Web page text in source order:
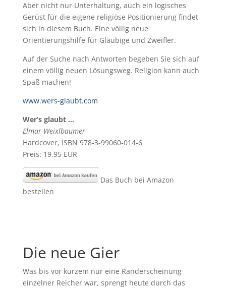
Aber nicht nur Unterhaltung, auch ein logisches
Gerüst für die eigene religiöse Positionierung findet
sich in diesem Buch. Eine völlig neue
Orientierungshilfe für Gläubige und Zweifler.
Auf der Suche nach Antworten begeben Sie sich auf
einem völlig neuen Lösungsweg. Religion kann auch
Spaß machen!
www.wers-glaubt.com
Wer’s glaubt …
Elmar Weixlbaumer
Hardcover, ISBN 978-3-99060-014-6
Preis: 19,95 EUR
Das Buch bei Amazon
bestellen
Die neue Gier
Was bis vor kurzem nur eine Randerscheinung
einzelner Reicher war, sprengt heute durch das